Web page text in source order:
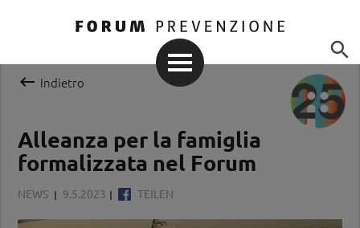

 Indietro
Alleanza per la famiglia
formalizzata nel Forum
NEWS 9.5.2023 TEILEN